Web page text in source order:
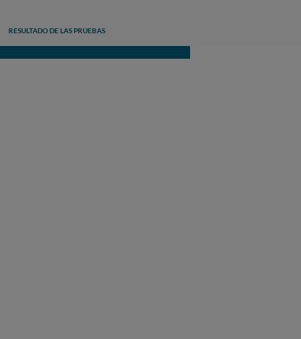
RESULTADO DE LAS PRUEBAS